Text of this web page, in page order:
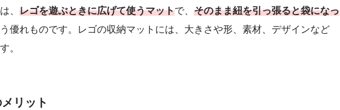
、 レゴを遊ぶときに広げて使うマットで、 そのまま紐を引っ張ると袋になっ
優れものです。レゴの収納マットには、大きさや形、素材、デザインなど
。
リット